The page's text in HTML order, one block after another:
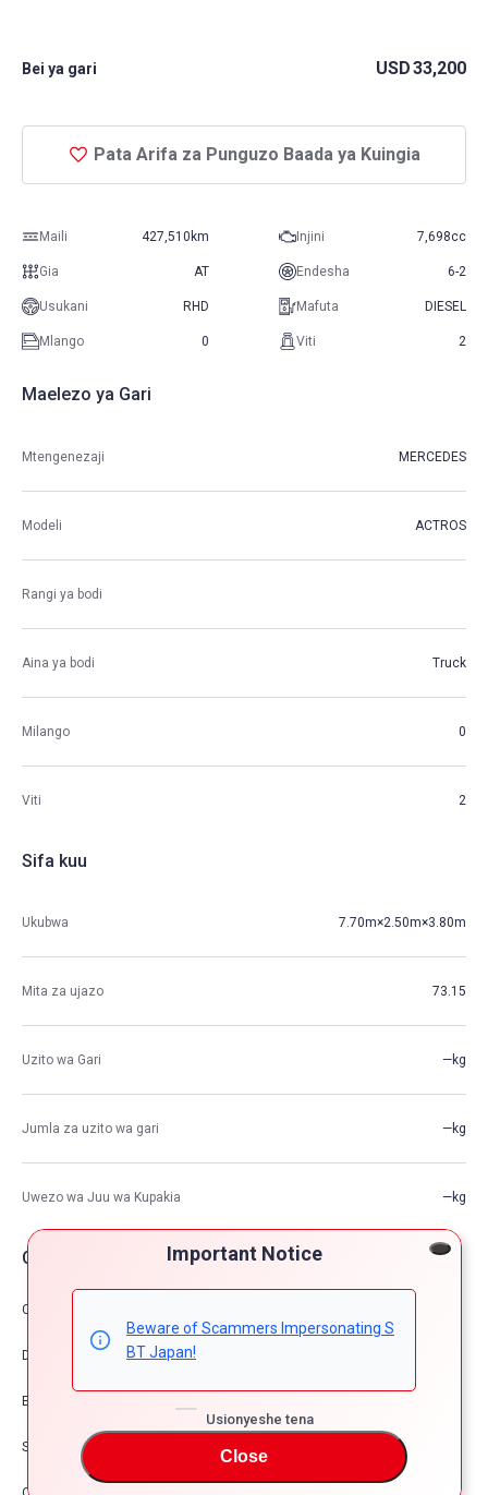
Important Notice
Beware of Scammers Impersonating S
BT Japan!
Usionyeshe tena
Close
Bei ya gari USD33,200
Pata Arifa za Punguzo Baada ya Kuingia
Maili 427,510km Injini 7,698cc
Gia AT Endesha 6-2
Usukani RHD Mafuta DIESEL
Mlango 0 Viti 2
Maelezo ya Gari
Mtengenezaji MERCEDES
Modeli ACTROS
Rangi ya bodi
Aina ya bodi Truck
Milango 0
Viti 2
Sifa kuu
Ukubwa 7.70m×2.50m×3.80m
Mita za ujazo 73.15
Uzito wa Gari —kg
Jumla za uzito wa gari —kg
Uwezo wa Juu wa Kupakia —kg
Chaguzi za Gari
Comfort & Convenience
Dress Up
Exterior
Safety